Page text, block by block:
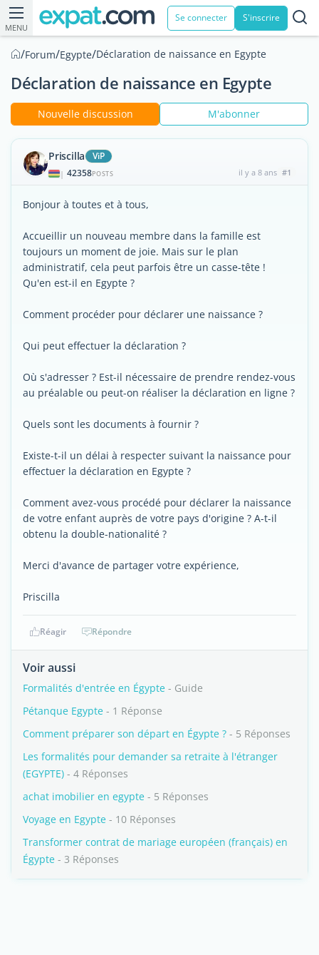
MENU
Se connecter S'inscrire
/Forum/Egypte/Déclaration de naissance en Egypte
Déclaration de naissance en Egypte
Nouvelle discussion M'abonner
Priscilla ViP
| 42358POSTS il y a 8 ans #1
Bonjour à toutes et à tous,
Accueillir un nouveau membre dans la famille est
toujours un moment de joie. Mais sur le plan
administratif, cela peut parfois être un casse-tête !
Qu'en est-il en Egypte ?
Comment procéder pour déclarer une naissance ?
Qui peut effectuer la déclaration ?
Où s'adresser ? Est-il nécessaire de prendre rendez-vous
au préalable ou peut-on réaliser la déclaration en ligne ?
Quels sont les documents à fournir ?
Existe-t-il un délai à respecter suivant la naissance pour
effectuer la déclaration en Egypte ?
Comment avez-vous procédé pour déclarer la naissance
de votre enfant auprès de votre pays d'origine ? A-t-il
obtenu la double-nationalité ?
Merci d'avance de partager votre expérience,
Priscilla
Réagir Répondre
Voir aussi
Formalités d'entrée en Égypte - Guide
Pétanque Egypte - 1 Réponse
Comment préparer son départ en Égypte ? - 5 Réponses
Les formalités pour demander sa retraite à l'étranger
(EGYPTE) - 4 Réponses
achat imobilier en egypte - 5 Réponses
Voyage en Egypte - 10 Réponses
Transformer contrat de mariage européen (français) en
Égypte - 3 Réponses